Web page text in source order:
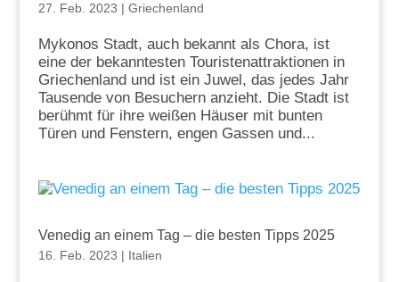
27. Feb. 2023 | Griechenland
Mykonos Stadt, auch bekannt als Chora, ist
eine der bekanntesten Touristenattraktionen in
Griechenland und ist ein Juwel, das jedes Jahr
Tausende von Besuchern anzieht. Die Stadt ist
berühmt für ihre weißen Häuser mit bunten
Türen und Fenstern, engen Gassen und...
Venedig an einem Tag – die besten Tipps 2025
16. Feb. 2023 | Italien